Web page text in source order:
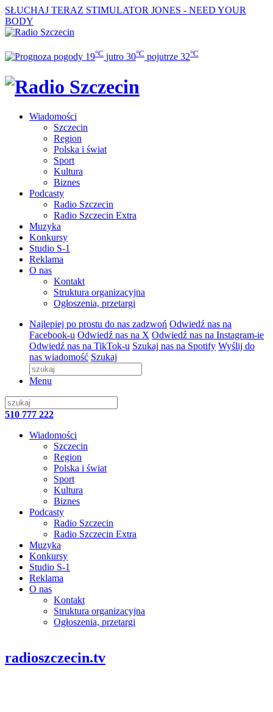
SŁUCHAJ TERAZ STIMULATOR JONES - NEED YOUR
BODY
19°C jutro 30°C pojutrze 32°C
Wiadomości
Szczecin
Region
Polska i świat
Sport
Kultura
Biznes
Podcasty
Radio Szczecin
Radio Szczecin Extra
Muzyka
Konkursy
Studio S-1
Reklama
O nas
Kontakt
Struktura organizacyjna
Ogłoszenia, przetargi
Najlepiej po prostu do nas zadzwoń Odwiedź nas na
Facebook-u Odwiedź nas na X Odwiedź nas na Instagram-ie
Odwiedź nas na TikTok-u Szukaj nas na Spotify Wyślij do
nas wiadomość Szukaj
Menu
510 777 222
Wiadomości
Szczecin
Region
Polska i świat
Sport
Kultura
Biznes
Podcasty
Radio Szczecin
Radio Szczecin Extra
Muzyka
Konkursy
Studio S-1
Reklama
O nas
Kontakt
Struktura organizacyjna
Ogłoszenia, przetargi
radioszczecin.tv